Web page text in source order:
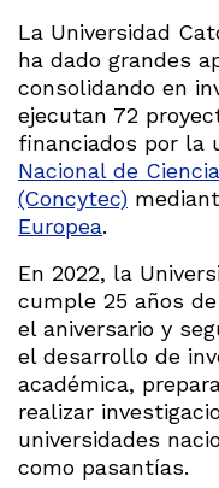
La Universidad
ha dado grandes
consolidando en
ejecutan 72
financiados por la
Nacional de
(Concytec)
Europea.
En 2022, la
cumple 25 años
el aniversario y
el desarrollo de
académica,
realizar
universidades
como pasantías.